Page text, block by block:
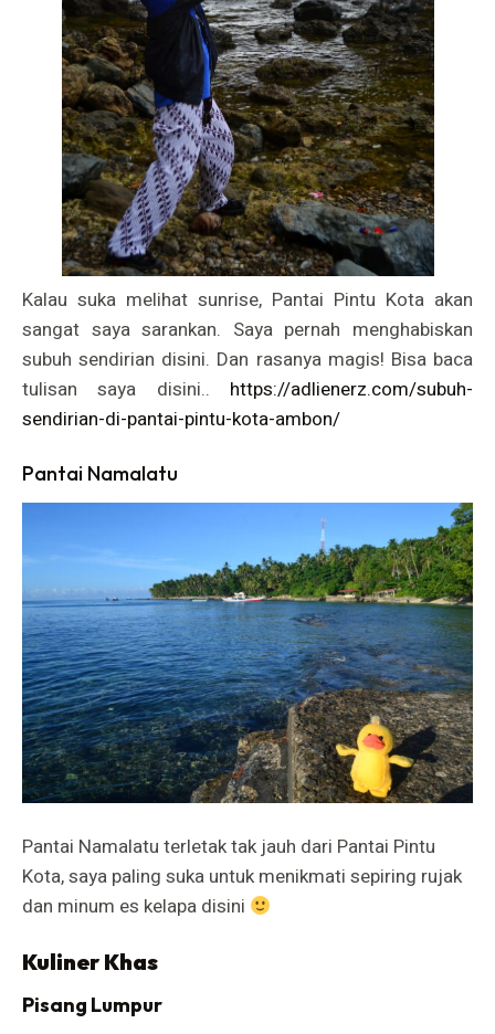
Kalau suka melihat sunrise, Pantai Pintu Kota akan
sangat saya sarankan. Saya pernah menghabiskan
subuh sendirian disini. Dan rasanya magis! Bisa baca
tulisan saya disini.. https://adlienerz.com/subuh-
sendirian-di-pantai-pintu-kota-ambon/
Pantai Namalatu
Pantai Namalatu terletak tak jauh dari Pantai Pintu
Kota, saya paling suka untuk menikmati sepiring rujak
dan minum es kelapa disini
Kuliner Khas
Pisang Lumpur